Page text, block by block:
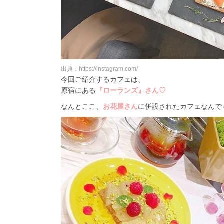
出典：https://instagram.com/
今回ご紹介するカフェは、
原宿にある
『ローランズ』さん♡
なんとここ、 お花屋さんに併設されたカフェなんで